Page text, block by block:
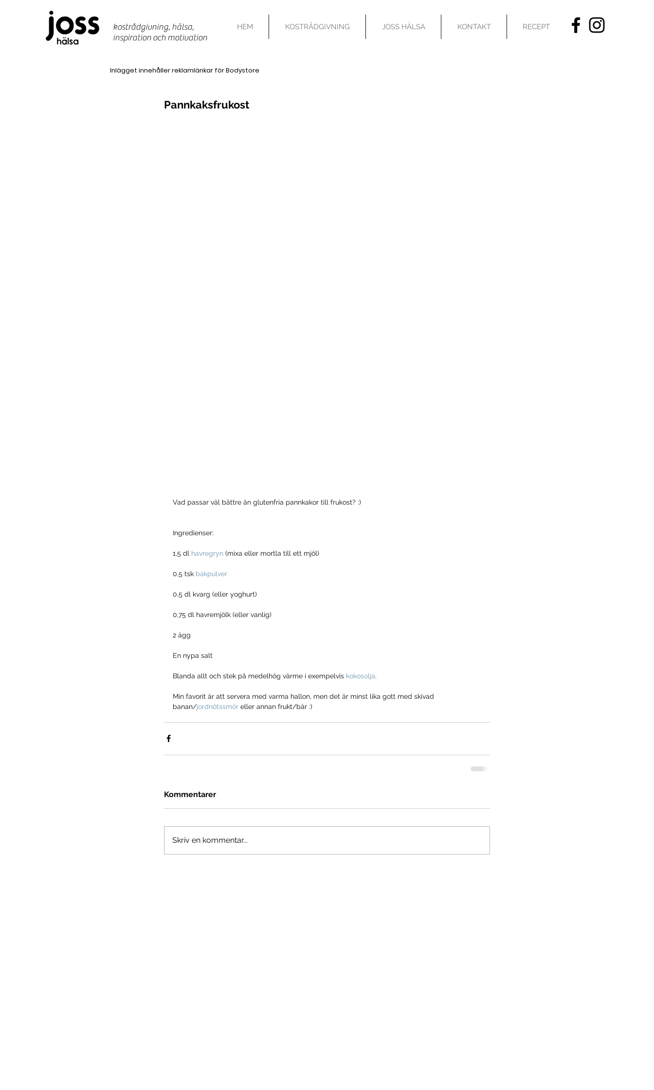
kostrådgivning, hälsa,
inspirationoch motivation
HEM KOSTRÅDGIVNING JOSS HÄLSA KONTAKT RECEPT
Inlägget innehåller reklamlänkar för Bodystore
Pannkaksfrukost
Vad passar väl bättre än glutenfria pannkakor till frukost? :)
Ingredienser:
1,5 dl havregryn (mixa eller mortla till ett mjöl)
0,5 tsk bakpulver
0,5 dl kvarg (eller yoghurt)
0,75 dl havremjölk (eller vanlig)
2 ägg
En nypa salt
Blanda allt och stek på medelhög värme i exempelvis kokosolja.
Min favorit är att servera med varma hallon, men det är minst lika gott med skivad
banan/jordnötssmör eller annan frukt/bär :)
Kommentarer
Skriv en kommentar...